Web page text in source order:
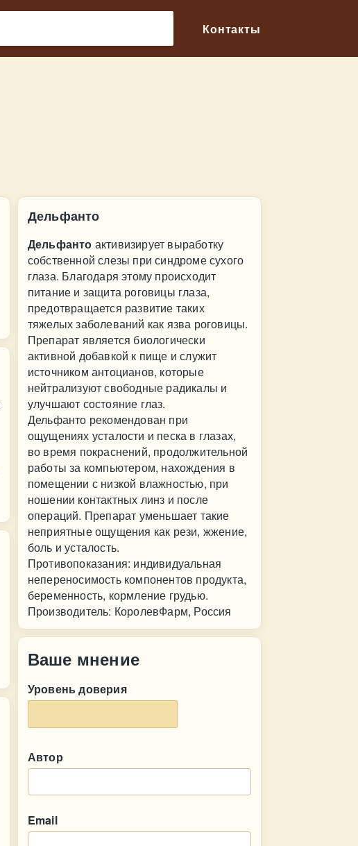
Контакты
Дельфанто
Дельфанто активизирует выработку
собственной слезы при синдроме сухого
глаза. Благодаря этому происходит
питание и защита роговицы глаза,
предотвращается развитие таких
тяжелых заболеваний как язва роговицы.
Препарат является биологически
активной добавкой к пище и служит
источником антоцианов, которые
нейтрализуют свободные радикалы и
улучшают состояние глаз.
Дельфанто рекомендован при
ощущениях усталости и песка в глазах,
во время покраснений, продолжительной
работы за компьютером, нахождения в
помещении с низкой влажностью, при
ношении контактных линз и после
операций. Препарат уменьшает такие
неприятные ощущения как рези, жжение,
боль и усталость.
Противопоказания: индивидуальная
непереносимость компонентов продукта,
беременность, кормление грудью.
Производитель: КоролевФарм, Россия
Ваше мнение
Уровень доверия
Автор
Email